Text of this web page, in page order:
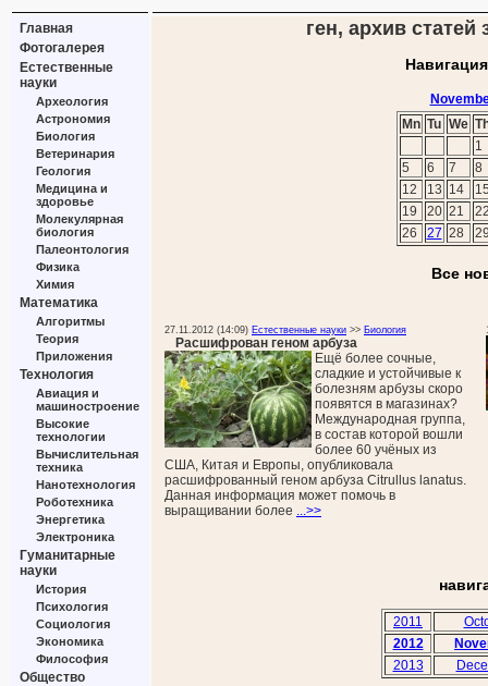
Главная
Фотогалерея
Естественные
науки
Археология
Астрономия
Биология
Ветеринария
Геология
Медицина и
здоровье
Молекулярная
биология
Палеонтология
Физика
Химия
Математика
Алгоритмы
Теория
Приложения
Технология
Авиация и
машиностроение
Высокие
технологии
Вычислительная
техника
Нанотехнология
Роботехника
Энергетика
Электроника
Гуманитарные
науки
История
Психология
Социология
Экономика
Философия
Общество
ген, архив статей
Mn Tu We
1
5
6 7
8
12
13 14
19
20 21
26
27 28
Все
27.11.2012 (14:09) Естественные науки >> Биология
Расшифрован геном арбуза
Ещё более сочные,
сладкие и устойчивые к
болезням арбузы скоро
появятся в магазинах?
Международная группа,
в состав которой вошли
более 60 учёных из
США, Китая и Европы, опубликовала
расшифрованный геном арбуза Citrullus lanatus.
Данная информация может помочь в
выращивании более ...>>
2011
2012
2013